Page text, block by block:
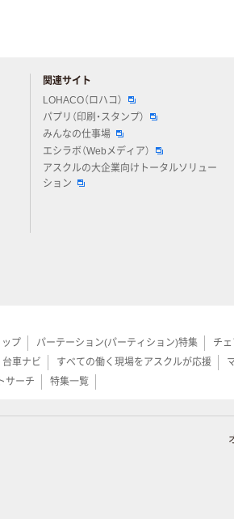
関連サイト
LOHACO（ロハコ）
パプリ（印刷・スタンプ）
みんなの仕事場
エシラボ（Webメディア）
アスクルの大企業向けトータルソリュー
ション
プ パーテーション(パーティション)特集 チ
台車ナビ すべての働く現場をアスクルが応援
サーチ 特集一覧